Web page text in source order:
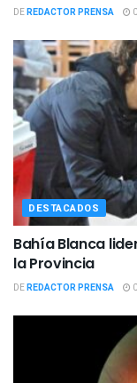
DEREDACTOR PRENSA
DESTACADOS
Bahía Blanca
la Provincia
DEREDACTOR PRENSA